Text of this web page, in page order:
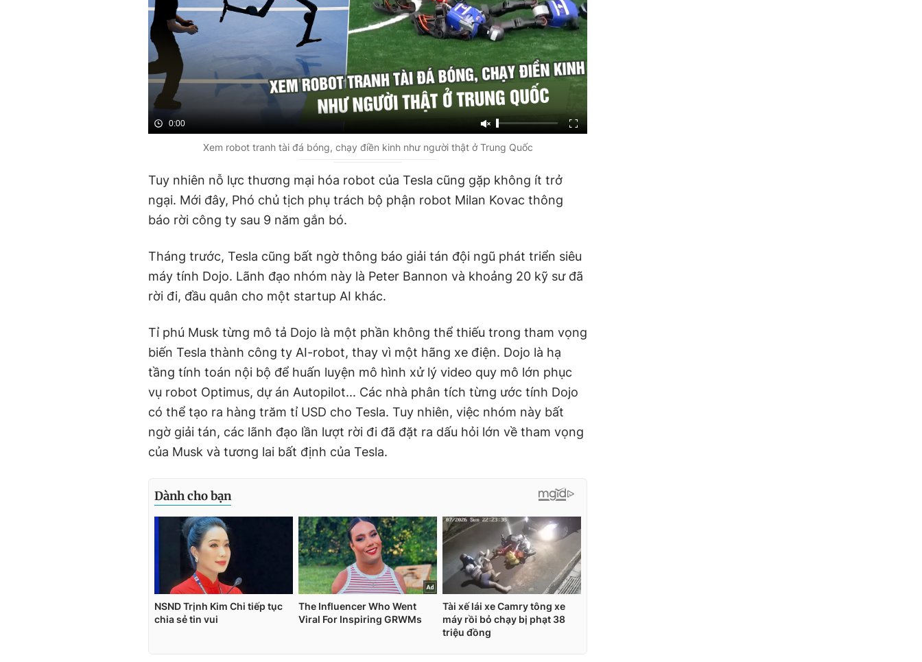
0:00
Xem robot tranh tài đá bóng, chạy điền kinh như người thật ở Trung Quốc
Tuy nhiên nỗ lực thương mại hóa robot của Tesla cũng gặp không ít trở
ngại. Mới đây, Phó chủ tịch phụ trách bộ phận robot Milan Kovac thông
báo rời công ty sau 9 năm gắn bó.
Tháng trước, Tesla cũng bất ngờ thông báo giải tán đội ngũ phát triển siêu
máy tính Dojo. Lãnh đạo nhóm này là Peter Bannon và khoảng 20 kỹ sư đã
rời đi, đầu quân cho một startup AI khác.
Tỉ phú Musk từng mô tả Dojo là một phần không thể thiếu trong tham vọng
biến Tesla thành công ty AI-robot, thay vì một hãng xe điện. Dojo là hạ
tầng tính toán nội bộ để huấn luyện mô hình xử lý video quy mô lớn phục
vụ robot Optimus, dự án Autopilot... Các nhà phân tích từng ước tính Dojo
có thể tạo ra hàng trăm tỉ USD cho Tesla. Tuy nhiên, việc nhóm này bất
ngờ giải tán, các lãnh đạo lần lượt rời đi đã đặt ra dấu hỏi lớn về tham vọng
của Musk và tương lai bất định của Tesla.